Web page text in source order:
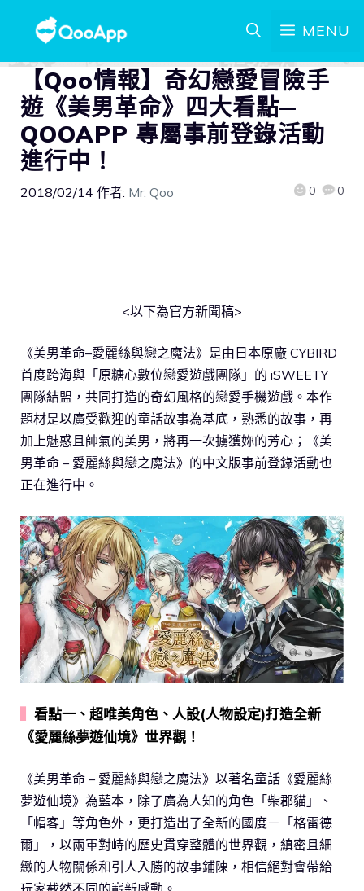
MENU
【Qoo情報】奇幻戀愛冒險手
遊《美男革命》四大看點─
QOOAPP 專屬事前登錄活動
進行中！
2018/02/14 作者: Mr. Qoo 0 0
<以下為官方新聞稿>
《美男革命–愛麗絲與戀之魔法》是由日本原廠 CYBIRD
首度跨海與「原糖心數位戀愛遊戲團隊」的 iSWEETY
團隊結盟，共同打造的奇幻風格的戀愛手機遊戲。本作
題材是以廣受歡迎的童話故事為基底，熟悉的故事，再
加上魅惑且帥氣的美男，將再一次擄獲妳的芳心；《美
男革命 – 愛麗絲與戀之魔法》的中文版事前登錄活動也
正在進行中。
看點一、超唯美角色、人設(人物設定)打造全新
《愛麗絲夢遊仙境》世界觀！
《美男革命 – 愛麗絲與戀之魔法》以著名童話《愛麗絲
夢遊仙境》為藍本，除了廣為人知的角色「柴郡貓」、
「帽客」等角色外，更打造出了全新的國度－「格雷德
爾」，以兩軍對峙的歷史貫穿整體的世界觀，縝密且細
緻的人物關係和引人入勝的故事鋪陳，相信絕對會帶給